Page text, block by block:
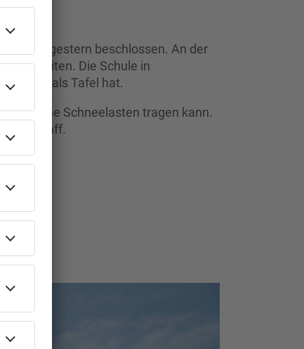
gestern beschlossen. An der
Die Schule in
als Tafel hat.
keine Schneelasten tragen kann.